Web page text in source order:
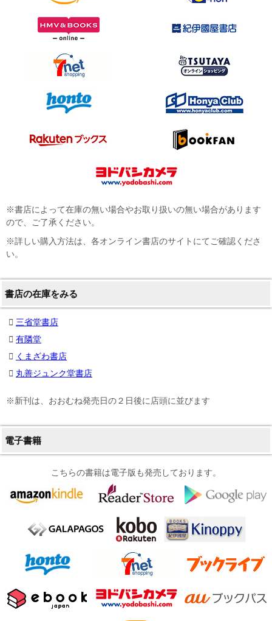
※書店によって在庫の無い場合やお取り扱いの無い場合があります
ので、ご了承ください。
※詳しい購入方法は、各オンライン書店のサイトにてご確認くださ
い。
書店の在庫をみる
三省堂書店
有隣堂
くまざわ書店
丸善ジュンク堂書店
※新刊は、おおむね発売日の２日後に店頭に並びます
電子書籍
こちらの書籍は電子版も発売しております。